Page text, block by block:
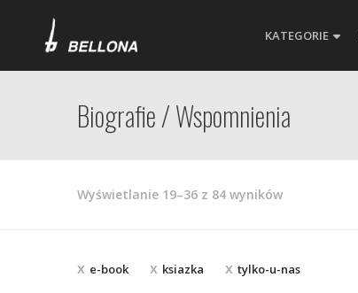
KATEGORIE
Biografie / Wspomnienia
Wyświetlanie 19–36 z 84 wynikówPosortowane
e-book ksiazka tylko-u-nas